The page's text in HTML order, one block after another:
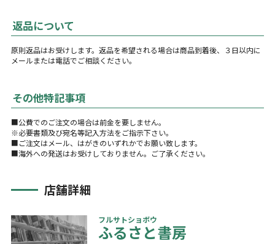
返品について
原則返品はお受けします。返品を希望される場合は商品到着後、３日以内に
メールまたは電話でご相談ください。
その他特記事項
■公費でのご注文の場合は前金を要しません。
※必要書類及び宛名等記入方法をご指示下さい。
■ご注文はメール、はがきのいずれかでお願い致します。
■海外への発送はお受けしておりません。ご了承ください。
店舗詳細
フルサトショボウ
ふるさと書房